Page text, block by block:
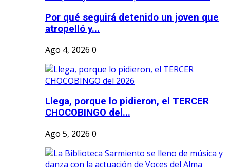
Por qué seguirá detenido un joven que
atropelló y...
Ago 4, 2026 0
Llega, porque lo pidieron, el TERCER
CHOCOBINGO del...
Ago 5, 2026 0